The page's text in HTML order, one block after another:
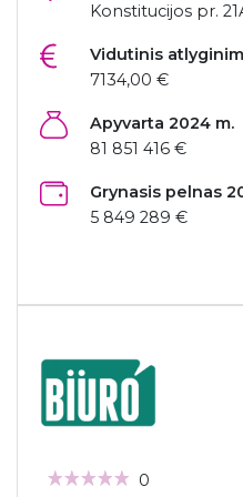
Konstitucijos pr.
Vidutinis
7134,00 €
Apyvarta 2024 m.
81 851 416 €
Grynasis pelnas
5 849 289 €
0